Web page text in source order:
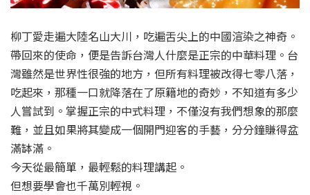
柳丁愛走遍大陸名山大川，吃遍舌尖上的中國渲染之神奇。
帶回來的使命，便是告訴台灣人什麼是正宗的中華料理。台
灣雖然是世界性很強的地方，但所有料理被改得七零八落，
吃起來，那種一口就降落在了原籍地的奇妙，不知道有多少
人嘗試到。掌握正宗的中式料理，不僅沒有我們想象的那麼
難，並且如果將其變成一個開門迎客的手藝，分分鐘賺得盆
滿缽滿。
今天從最簡單，最輕鬆的料理講起。
但想要學會也千萬別輕視。